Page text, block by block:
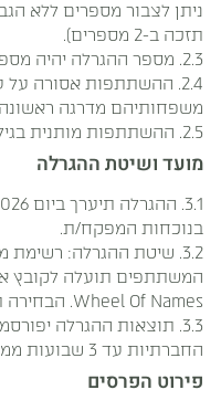
תזכה ב-2 מספרים).
2.3. מספר ההגרלה יהיה מספר החשבונית המזכה.
2.4. ההשתתפות אסורה
משפחותיהם מדרגה
2.5. ההשתתפות מותנית בגיל 18 ומעלה.
מועד ושיטת ההגרלה
בנוכחות המפקח/ת.
3.2. שיטת ההגרלה:
המשתתפים תועלה לקובץ
Wheel Of Names. הבחירה תבוצע באופן אקראי ממוחשב.
3.3. תוצאות ההגרלה
החברתיות עד 3 שבועות ממועד ההגרלה.
פירוט הפרסים